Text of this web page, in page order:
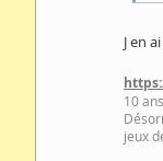
J en
10
jeux